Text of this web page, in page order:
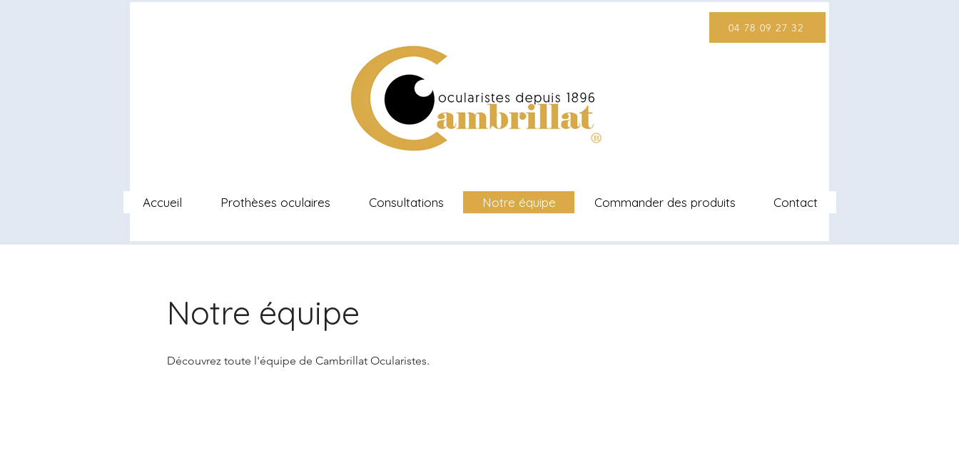
04 78 09 27 32
Accueil Prothèses oculaires Consultations Notre équipe Commander des produits Contact
Notre équipe
Découvrez toute l'équipe de Cambrillat Ocularistes.